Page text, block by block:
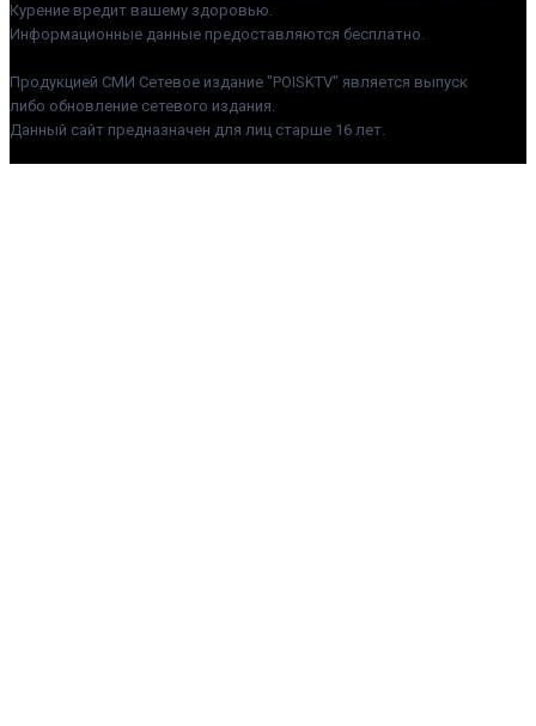
Курение вредит вашему здоровью.
Информационные данные предоставляются бесплатно.
Продукцией СМИ Сетевое издание "POISKTV" является выпуск
либо обновление сетевого издания.
Данный сайт предназначен для лиц старше 16 лет.